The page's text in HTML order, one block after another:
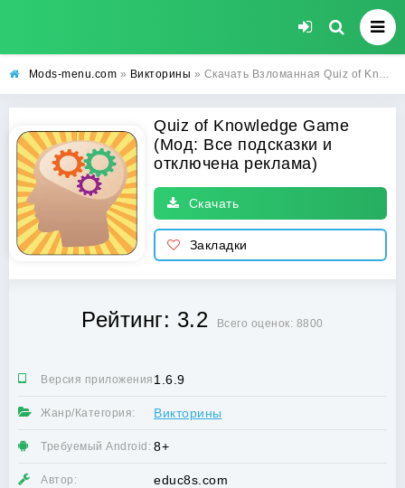
Mods-menu.com » Викторины » Скачать Взломанная Quiz of Knowledge Game на Андроид (Все подсказки и отключена реклама)
Quiz of Knowledge Game
(Мод: Все подсказки и
отключена реклама)
Скачать
Закладки
Рейтинг: 3.2 Всего оценок: 8800
Версия приложения:1.6.9
Жанр/Категория: Викторины
Требуемый Android: 8+
Автор: educ8s.com